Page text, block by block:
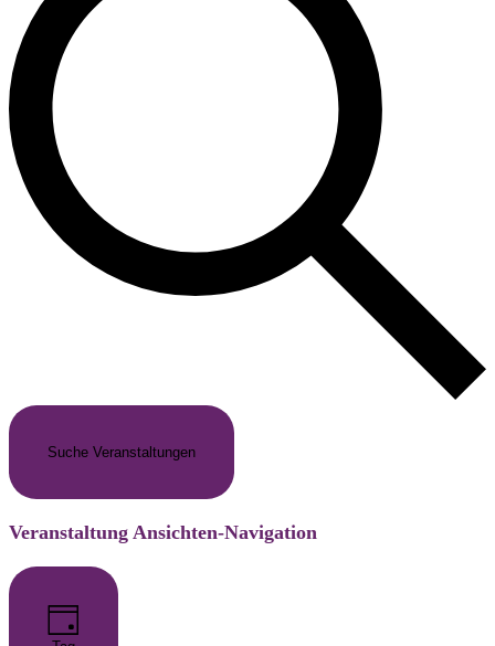
Suche Veranstaltungen
Veranstaltung Ansichten-Navigation